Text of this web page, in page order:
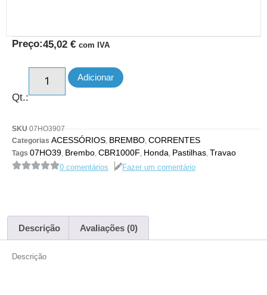
Preço:45,02 € com IVA
Qt.:
Adicionar
SKU 07HO3907
Categorias ACESSÓRIOS BREMBO CORRENTES
Tags 07HO39 Brembo CBR1000F Honda Pastilhas Travao
0 comentários Fazer um comentário
Descrição Avaliações (0)
Descrição